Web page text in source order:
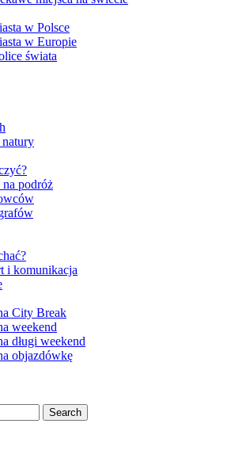
w Polsce
w Europie
świata
natury
na podróż
i komunikacja
City Break
weekend
długi weekend
objazdówkę